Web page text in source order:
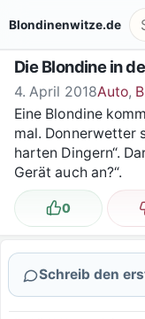
Blondinenwitze.de
Die Blondine in
4. April 2018Auto,
Eine Blondine
mal. Donnerwetter
harten Dingern“.
Gerät auch an?“.
Lustig
0
Schreib den